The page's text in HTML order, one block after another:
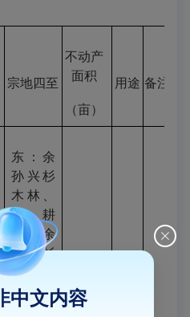
宗地四至
不动产
面积
（亩）
用途 备注
东：余
孙兴杉
木林、
机耕
路、余
孙强杉
木林、
电塔
中文内容